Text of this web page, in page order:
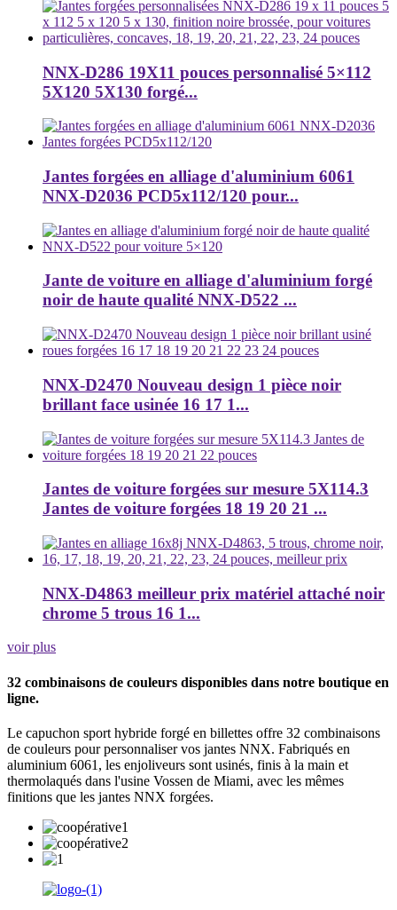
NNX-D286 19X11 pouces personnalisé 5×112
5X120 5X130 forgé...
Jantes forgées en alliage d'aluminium 6061
NNX-D2036 PCD5x112/120 pour...
Jante de voiture en alliage d'aluminium forgé
noir de haute qualité NNX-D522 ...
NNX-D2470 Nouveau design 1 pièce noir
brillant face usinée 16 17 1...
Jantes de voiture forgées sur mesure 5X114.3
Jantes de voiture forgées 18 19 20 21 ...
NNX-D4863 meilleur prix matériel attaché noir
chrome 5 trous 16 1...
voir plus
32 combinaisons de couleurs disponibles dans notre boutique en
ligne.
Le capuchon sport hybride forgé en billettes offre 32 combinaisons
de couleurs pour personnaliser vos jantes NNX. Fabriqués en
aluminium 6061, les enjoliveurs sont usinés, finis à la main et
thermolaqués dans l'usine Vossen de Miami, avec les mêmes
finitions que les jantes NNX forgées.